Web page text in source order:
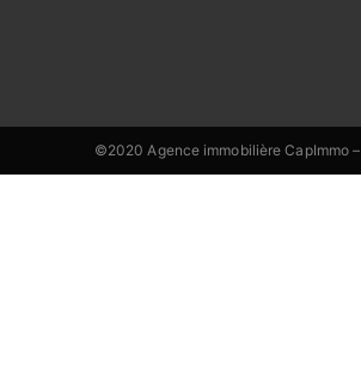
©2020 Agence immobilière CapImmo –